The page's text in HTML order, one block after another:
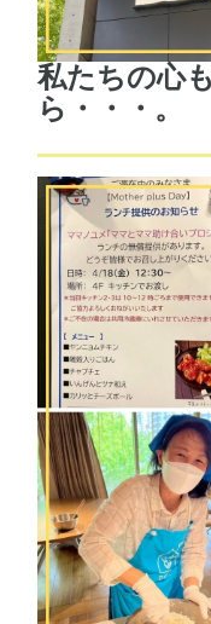
私たちの心
ら・・・。